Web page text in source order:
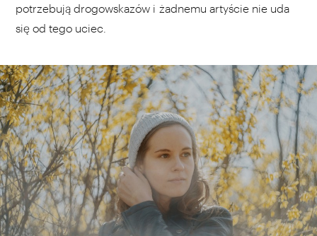
potrzebują drogowskazów i żadnemu artyście nie uda
się od tego uciec.